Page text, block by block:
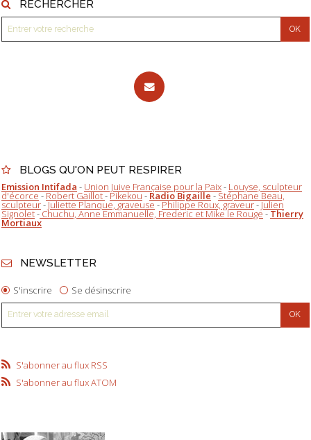
RECHERCHER
BLOGS QU'ON PEUT RESPIRER
Emission Intifada - Union Juive Française pour la Paix- Louyse, sculpteur
d'écorce-Robert Gaillot-Pikekou-Radio Bigaille-Stéphane Beau,
sculpteur-Juliette Planque, graveuse-Philippe Roux, graveur-Julien
Signolet-Chuchu, Anne Emmanuelle, Frederic et Mike le Rouge-Thierry
Mortiaux
NEWSLETTER
S'inscrire Se désinscrire
S'abonner au flux RSS
S'abonner au flux ATOM